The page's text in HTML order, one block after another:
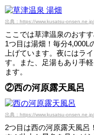
出典：https://www.kusatsu-
ここでは草津温泉のおす
1つ目は湯畑！毎分4,000L
上げています。夜にはラ
す。また、足湯もあり手
ます。
②西の河原露天風呂
出典：https://www.kusatsu-
2つ目は西の河原露天風呂